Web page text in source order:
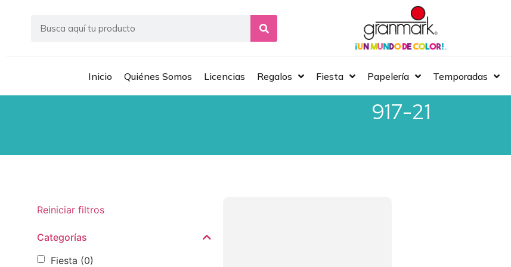
Inicio Quiénes Somos Licencias Regalos Fiesta Papelería Temporadas
917-21
Reiniciar filtros
Categorías
Fiesta (0)